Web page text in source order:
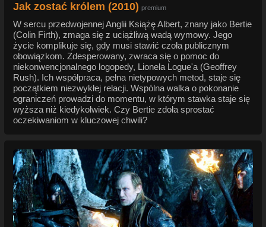
Jak zostać królem (2010) premium
W sercu przedwojennej Anglii Książę Albert, znany jako Bertie
(Colin Firth), zmaga się z uciążliwą wadą wymowy. Jego
życie komplikuje się, gdy musi stawić czoła publicznym
obowiązkom. Zdesperowany, zwraca się o pomoc do
niekonwencjonalnego logopedy, Lionela Logue'a (Geoffrey
Rush). Ich współpraca, pełna nietypowych metod, staje się
początkiem niezwykłej relacji. Wspólna walka o pokonanie
ograniczeń prowadzi do momentu, w którym stawka staje się
wyższa niż kiedykolwiek. Czy Bertie zdoła sprostać
oczekiwaniom w kluczowej chwili?